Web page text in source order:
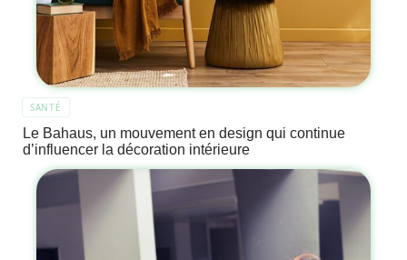
SANTÉ
Le Bahaus, un mouvement en design qui continue
d’influencer la décoration intérieure